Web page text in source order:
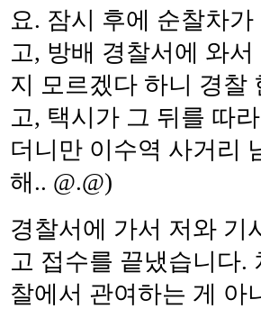
요. 잠시 후에 순찰차
고, 방배 경찰서에 와
지 모르겠다 하니 경찰
고, 택시가 그 뒤를 따
더니만 이수역 사거리
해.. @.@)
경찰서에 가서 저와 기
고 접수를 끝냈습니다.
찰에서 관여하는 게 아